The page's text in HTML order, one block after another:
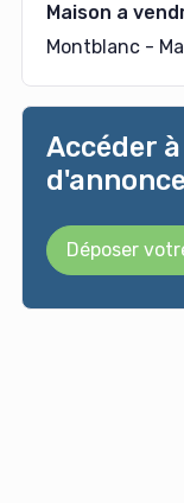
Maison a
Montblanc -
Accéder
Déposer